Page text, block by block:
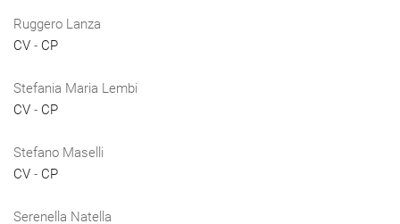
Ruggero Lanza
CV - CP
Stefania Maria Lembi
CV - CP
Stefano Maselli
CV - CP
Serenella Natella